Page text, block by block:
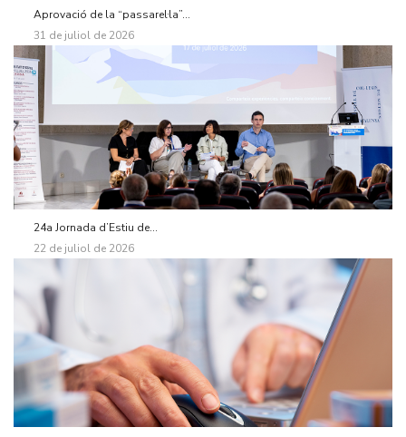
Aprovació de la “passarel·la”...
31 de juliol de 2026
24a Jornada d’Estiu de...
22 de juliol de 2026